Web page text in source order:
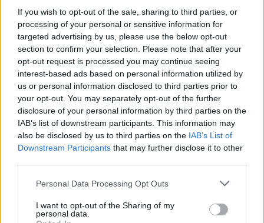
If you wish to opt-out of the sale, sharing to third parties, or
processing of your personal or sensitive information for
targeted advertising by us, please use the below opt-out
section to confirm your selection. Please note that after your
opt-out request is processed you may continue seeing
interest-based ads based on personal information utilized by
us or personal information disclosed to third parties prior to
your opt-out. You may separately opt-out of the further
disclosure of your personal information by third parties on the
IAB’s list of downstream participants. This information may
also be disclosed by us to third parties on the IAB’s List of
Downstream Participants that may further disclose it to other
Please note that this website/app uses one or more Google
not limited to your visit or usage behaviour. You may click to
grant or deny consent to Google and its third-party tags to
Personal Data Processing Opt Outs
I want to opt-out of the Sharing of my
personal data.
performance sportive più solide e in una
migliore progettazione a lungo termine.
AUTORE
Ilaria Mauri
Ilaria Mauri, bolognese, decise di seguire il
giornalismo sportivo dopo una notte al
Dall'Ara durante una partita decisiva: oggi
coordina le pagine di competizioni e
commenti. In redazione predilige reportage
sul campo e conserva il biglietto di quella